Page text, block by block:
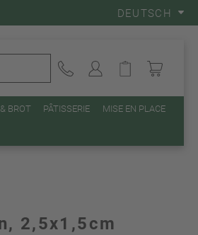
DEUTSCH
BROT PÂTISSERIE MISE EN PLACE
2,5x1,5cm